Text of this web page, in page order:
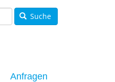
Suche
Anfragen